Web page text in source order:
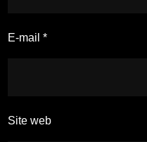
E-mail*
Site web